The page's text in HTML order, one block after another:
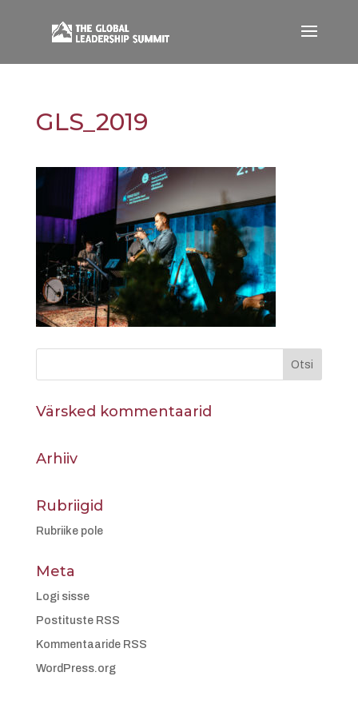
GLS_2019
Värsked kommentaarid
Arhiiv
Rubriigid
Rubriike pole
Meta
Logi sisse
Postituste RSS
Kommentaaride RSS
WordPress.org